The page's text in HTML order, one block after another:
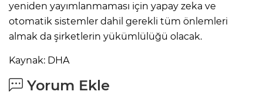
yeniden yayımlanmaması için yapay zeka ve
otomatik sistemler dahil gerekli tüm önlemleri
almak da şirketlerin yükümlülüğü olacak.
Kaynak: DHA
Yorum Ekle